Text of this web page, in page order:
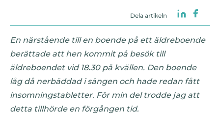
Dela artikeln
En närstående till en boende på ett äldreboende
berättade att hen kommit på besök till
äldreboendet vid 18.30 på kvällen. Den boende
låg då nerbäddad i sängen och hade redan fått
insomningstabletter. För min del trodde jag att
detta tillhörde en förgången tid.